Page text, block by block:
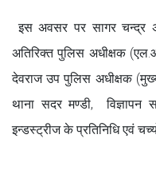
इस अवसर पर सागर चन्द्र
अतिरिक्त पुलिस अधीक्षक
देवराज उप पुलिस अधीक्षक
थाना सदर मण्डी, विज्ञापन
इन्डस्ट्रीज के प्रतिनिधि एवं